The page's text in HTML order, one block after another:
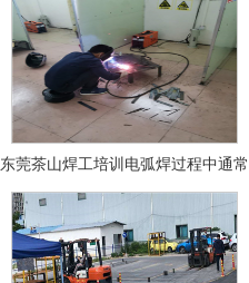
东莞茶山焊工培训电弧焊过程中通常
会采取以下措施